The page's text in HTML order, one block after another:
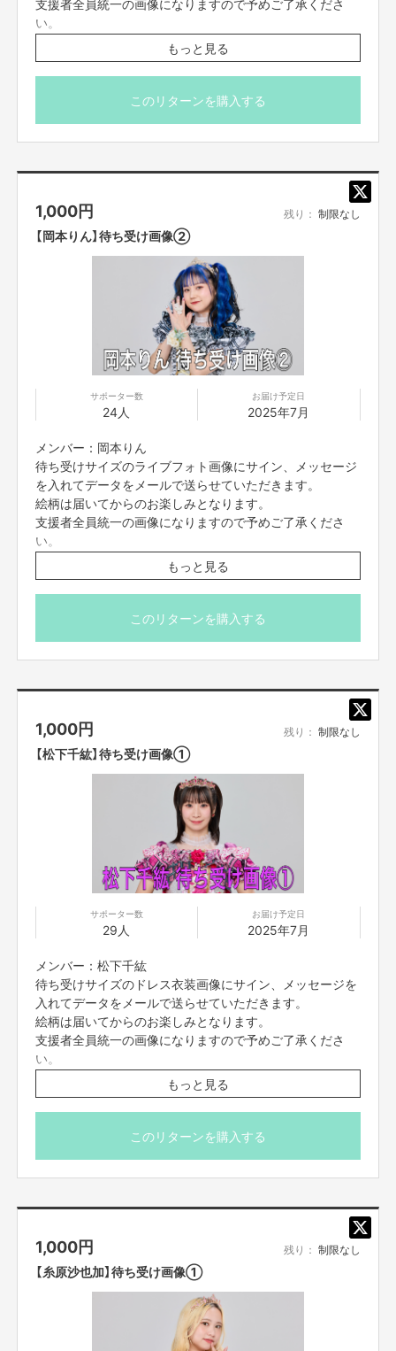
【販売責任者】
不良品、発送品間違いの場合は無料で交換させていただきます。到着日から
7日以内に上記問い合わせ先へご連絡ください。それ以上経過しますと返品
をお受け出来ない場合がございます。※サポーターのご都合によるキャンセ
ル・返品・交換はお受けできません。
不良品、発送商品間違いの場合、着払いにて対応いたします。
い。
※7/10(木)23:59締切
※プロジェクト本文の末尾に記載されている【ご支援にあた
ってのご注意事項】を必ずご一読ください。
もっと見る
このリターンを購入する
1,000円 残り： 制限なし
【岡本りん】待ち受け画像②
サポーター数
24人
お届け予定日
2025年7月
メンバー：岡本りん
待ち受けサイズのライブフォト画像にサイン、メッセージ
を入れてデータをメールで送らせていただきます。
絵柄は届いてからのお楽しみとなります。
支援者全員統一の画像になりますので予めご了承くださ
い。
※7/10(木)23:59締切
※プロジェクト本文の末尾に記載されている【ご支援にあた
ってのご注意事項】を必ずご一読ください。
もっと見る
このリターンを購入する
1,000円 残り： 制限なし
【松下千紘】待ち受け画像①
サポーター数
29人
お届け予定日
2025年7月
メンバー：松下千紘
待ち受けサイズのドレス衣装画像にサイン、メッセージを
入れてデータをメールで送らせていただきます。
絵柄は届いてからのお楽しみとなります。
支援者全員統一の画像になりますので予めご了承くださ
い。
※7/10(木)23:59締切
※プロジェクト本文の末尾に記載されている【ご支援にあた
ってのご注意事項】を必ずご一読ください
もっと見る
このリターンを購入する
1,000円 残り： 制限なし
【糸原沙也加】待ち受け画像①